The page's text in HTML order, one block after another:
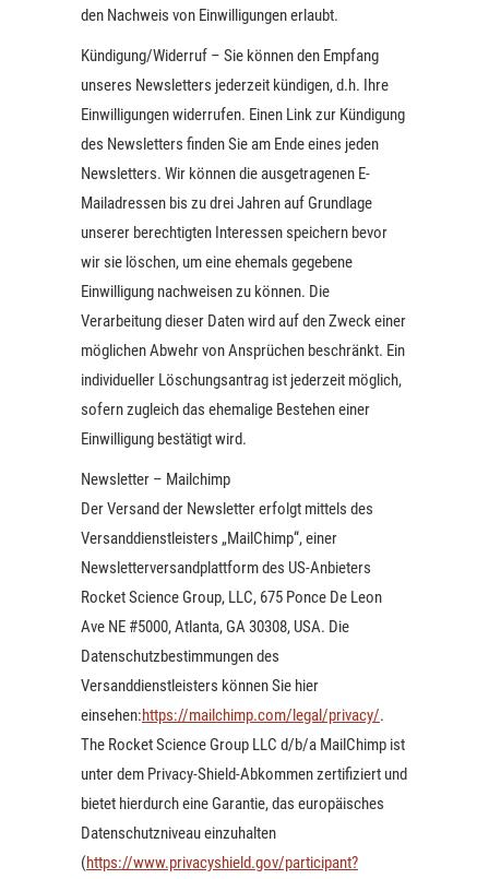
den Nachweis von Einwilligungen erlaubt.
Kündigung/Widerruf – Sie können den Empfang
unseres Newsletters jederzeit kündigen, d.h. Ihre
Einwilligungen widerrufen. Einen Link zur Kündigung
des Newsletters finden Sie am Ende eines jeden
Newsletters. Wir können die ausgetragenen E-
Mailadressen bis zu drei Jahren auf Grundlage
unserer berechtigten Interessen speichern bevor
wir sie löschen, um eine ehemals gegebene
Einwilligung nachweisen zu können. Die
Verarbeitung dieser Daten wird auf den Zweck einer
möglichen Abwehr von Ansprüchen beschränkt. Ein
individueller Löschungsantrag ist jederzeit möglich,
sofern zugleich das ehemalige Bestehen einer
Einwilligung bestätigt wird.
Newsletter – Mailchimp
Der Versand der Newsletter erfolgt mittels des
Versanddienstleisters „MailChimp“, einer
Newsletterversandplattform des US-Anbieters
Rocket Science Group, LLC, 675 Ponce De Leon
Ave NE #5000, Atlanta, GA 30308, USA. Die
Datenschutzbestimmungen des
Versanddienstleisters können Sie hier
einsehen:https://mailchimp.com/legal/privacy/.
The Rocket Science Group LLC d/b/a MailChimp ist
unter dem Privacy-Shield-Abkommen zertifiziert und
bietet hierdurch eine Garantie, das europäisches
Datenschutzniveau einzuhalten
(https://www.privacyshield.gov/participant?